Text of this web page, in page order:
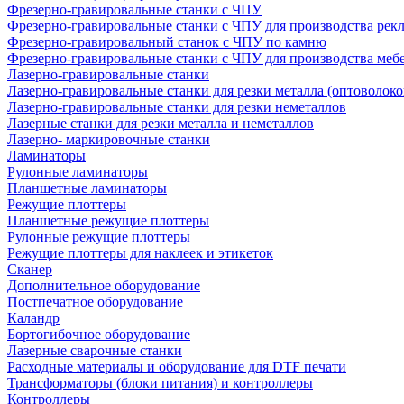
Фрезерно-гравировальные станки с ЧПУ
Фрезерно-гравировальные станки с ЧПУ для производства
Фрезерно-гравировальный станок с ЧПУ по камню
Фрезерно-гравировальные станки с ЧПУ для производства
Лазерно-гравировальные станки
Лазерно-гравировальные станки для резки металла
Лазерно-гравировальные станки для резки неметаллов
Лазерные станки для резки металла и неметаллов
Лазерно- маркировочные станки
Ламинаторы
Рулонные ламинаторы
Планшетные ламинаторы
Режущие плоттеры
Планшетные режущие плоттеры
Рулонные режущие плоттеры
Режущие плоттеры для наклеек и этикеток
Сканер
Дополнительное оборудование
Постпечатное оборудование
Каландр
Бортогибочное оборудование
Лазерные сварочные станки
Расходные материалы и оборудование для DTF печати
Трансформаторы (блоки питания) и контроллеры
Контроллеры